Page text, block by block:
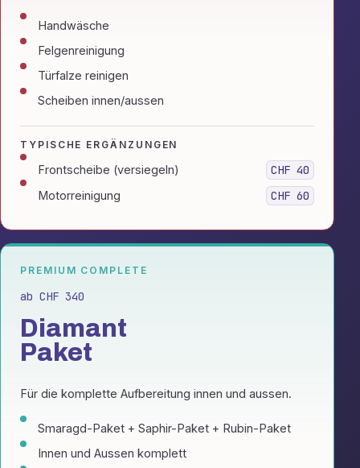
Handwäsche
Felgenreinigung
Türfalze reinigen
Scheiben innen/aussen
TYPISCHE ERGÄNZUNGEN
Frontscheibe (versiegeln) CHF 40
Motorreinigung CHF 60
PREMIUM COMPLETE
ab CHF 340
Diamant
Paket
Für die komplette Aufbereitung innen und aussen.
Smaragd-Paket + Saphir-Paket + Rubin-Paket
Innen und Aussen komplett